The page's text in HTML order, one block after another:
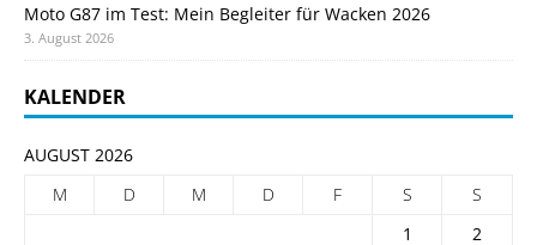
Moto G87 im Test: Mein Begleiter für Wacken 2026
3. August 2026
KALENDER
AUGUST 2026
M
D M D F S
S
1
2